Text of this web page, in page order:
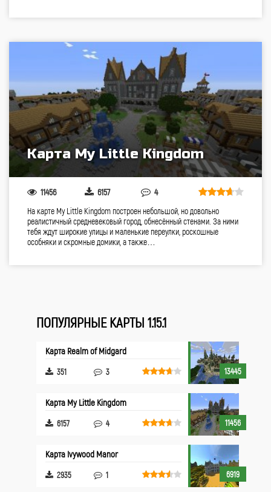
Карта My Little Kingdom
11456 6157 4
На карте My Little Kingdom построен небольшой, но довольно
реалистичный средневековый город, обнесённый стенами. За ними
тебя ждут широкие улицы и маленькие переулки, роскошные
особняки и скромные домики, а также…
ПОПУЛЯРНЫЕ КАРТЫ 1.15.1
13445
Карта Realm of Midgard
351 3
11456
Карта My Little Kingdom
6157 4
6919
Карта Ivywood Manor
2935 1